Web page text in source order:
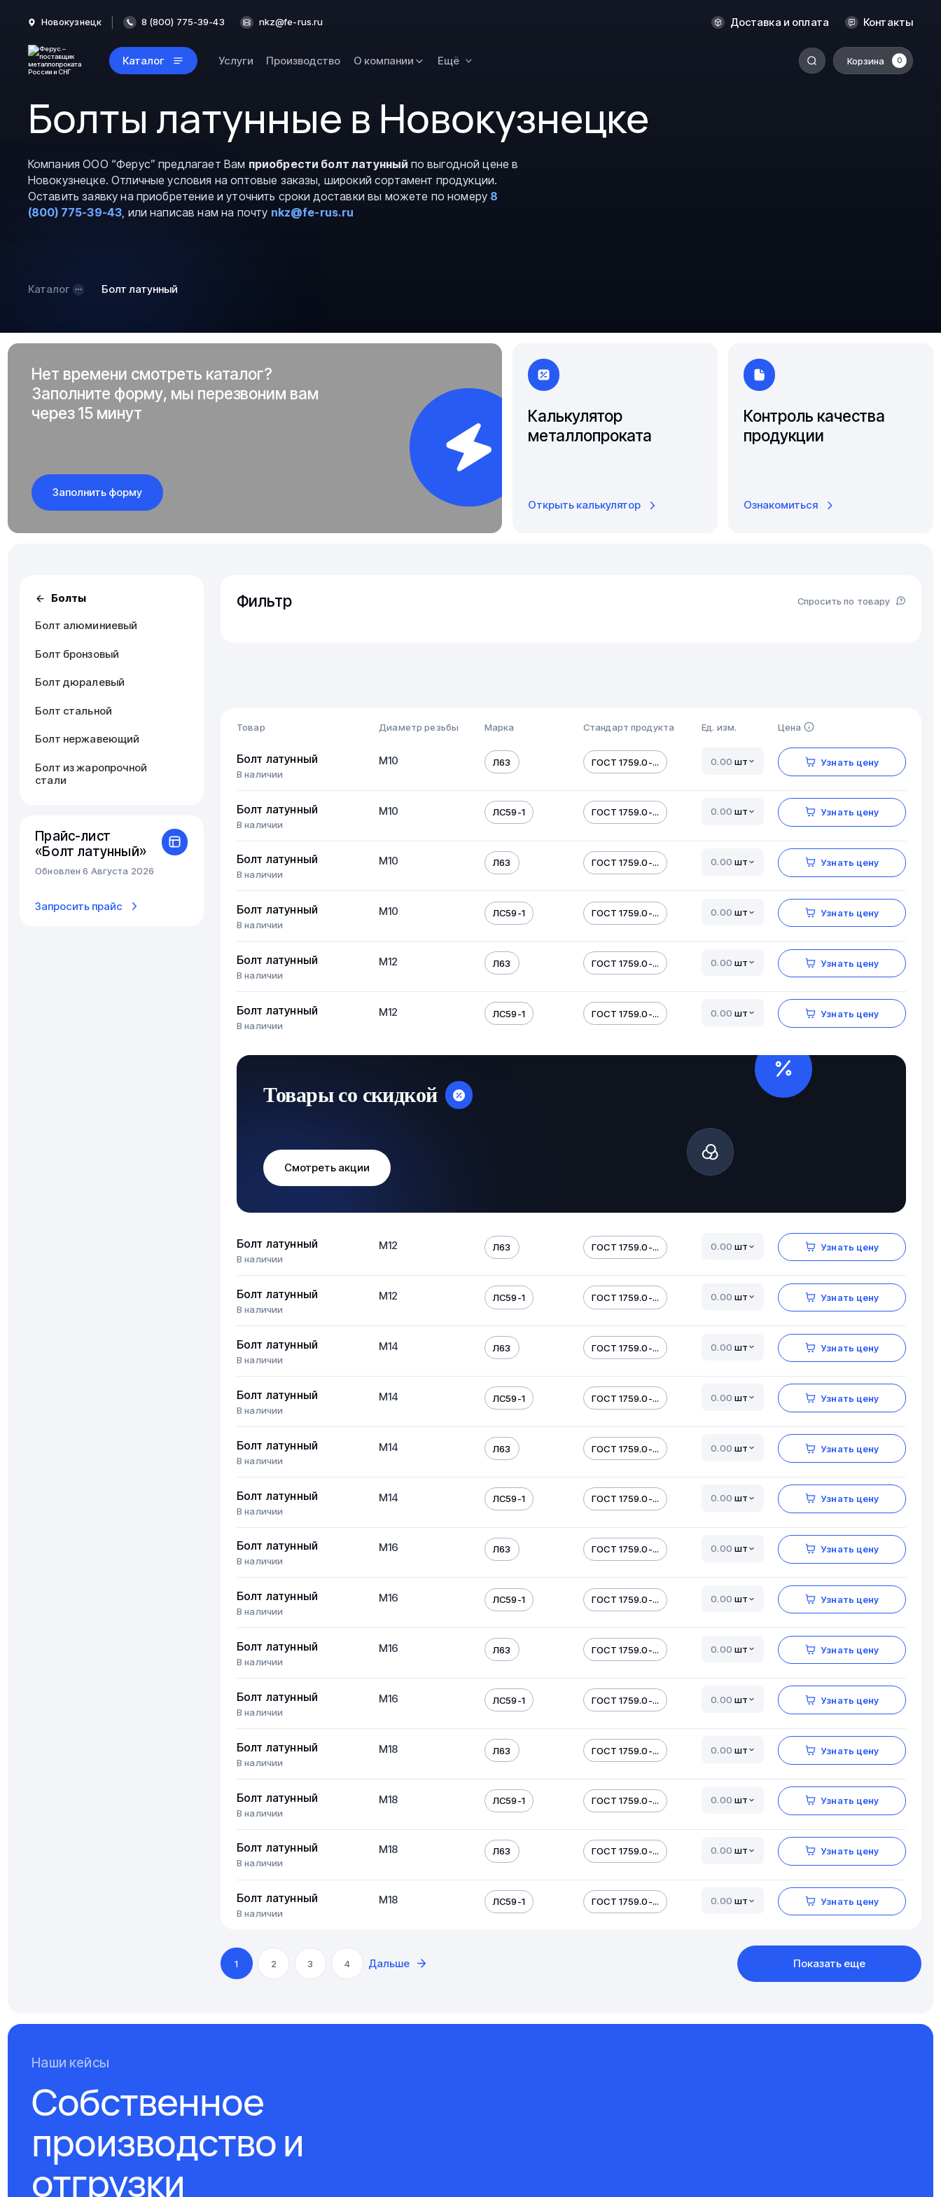
Новокузнецк 8 (800) 775-39-43 nkz@fe-rus.ru Доставка и оплата Контакты
Каталог Услуги Производство О компании Ещё Корзина 0
Оренбург
Ростов-на-Дону
Самара
Якутск
Ярославль
Болты латунные в Новокузнецке
Компания ООО “Ферус” предлагает Вам приобрести болт латунный по выгодной цене в
Новокузнецке. Отличные условия на оптовые заказы, широкий сортамент продукции.
Оставить заявку на приобретение и уточнить сроки доставки вы можете по номеру 8
(800) 775-39-43, или написав нам на почту nkz@fe-rus.ru
Каталог Болт латунный
Нет времени смотреть каталог?
Заполните форму, мы перезвоним вам
через 15 минут
Заполнить форму
Калькулятор
металлопроката
Открыть калькулятор
Контроль качества
продукции
Ознакомиться
Болты
Болт алюминиевый
Болт бронзовый
Болт дюралевый
Болт стальной
Болт нержавеющий
Болт из жаропрочной
стали
Прайс-лист
«Болт латунный»
Обновлен 6 Августа 2026
Запросить прайс
Фильтр Спросить по товару
Товар Диаметр резьбы Марка Стандарт продукта Ед. изм. Цена
Болт латунный
В наличии
М10 Л63 ГОСТ 1759.0-... шт Узнать цену
Болт латунный
В наличии
М10 ЛС59-1 ГОСТ 1759.0-... шт Узнать цену
Болт латунный
В наличии
М10 Л63 ГОСТ 1759.0-... шт Узнать цену
Болт латунный
В наличии
М10 ЛС59-1 ГОСТ 1759.0-... шт Узнать цену
Болт латунный
В наличии
М12 Л63 ГОСТ 1759.0-... шт Узнать цену
Болт латунный
В наличии
М12 ЛС59-1 ГОСТ 1759.0-... шт Узнать цену
Товары со скидкой
Смотреть акции
Болт латунный
В наличии
М12 Л63 ГОСТ 1759.0-... шт Узнать цену
Болт латунный
В наличии
М12 ЛС59-1 ГОСТ 1759.0-... шт Узнать цену
Болт латунный
В наличии
М14 Л63 ГОСТ 1759.0-... шт Узнать цену
Болт латунный
В наличии
М14 ЛС59-1 ГОСТ 1759.0-... шт Узнать цену
Болт латунный
В наличии
М14 Л63 ГОСТ 1759.0-... шт Узнать цену
Болт латунный
В наличии
М14 ЛС59-1 ГОСТ 1759.0-... шт Узнать цену
Болт латунный
В наличии
М16 Л63 ГОСТ 1759.0-... шт Узнать цену
Болт латунный
В наличии
М16 ЛС59-1 ГОСТ 1759.0-... шт Узнать цену
Болт латунный
В наличии
М16 Л63 ГОСТ 1759.0-... шт Узнать цену
Болт латунный
В наличии
М16 ЛС59-1 ГОСТ 1759.0-... шт Узнать цену
Болт латунный
В наличии
М18 Л63 ГОСТ 1759.0-... шт Узнать цену
Болт латунный
В наличии
М18 ЛС59-1 ГОСТ 1759.0-... шт Узнать цену
Болт латунный
В наличии
М18 Л63 ГОСТ 1759.0-... шт Узнать цену
Болт латунный
В наличии
М18 ЛС59-1 ГОСТ 1759.0-... шт Узнать цену
1 2 3 4 Дальше Показать еще
Наши кейсы
Собственное
производство и
отгрузки